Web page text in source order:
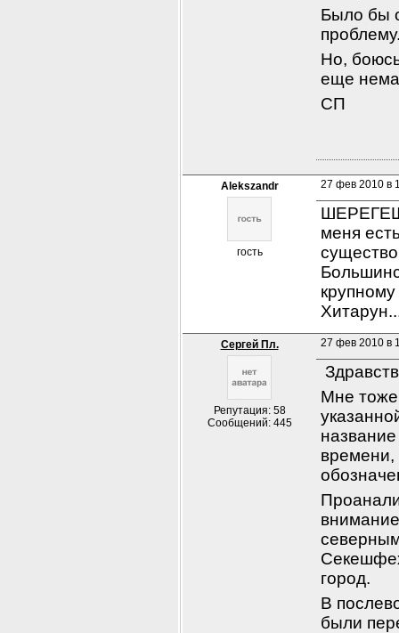
Было бы
Но,
еще
СП
Alekszandr
гость
27 фев 2010 в
меня
Сергей Пл.
Репутация: 58
Сообщений: 445
27 фев 2010 в
Мне тоже
времени,
город.
В
были